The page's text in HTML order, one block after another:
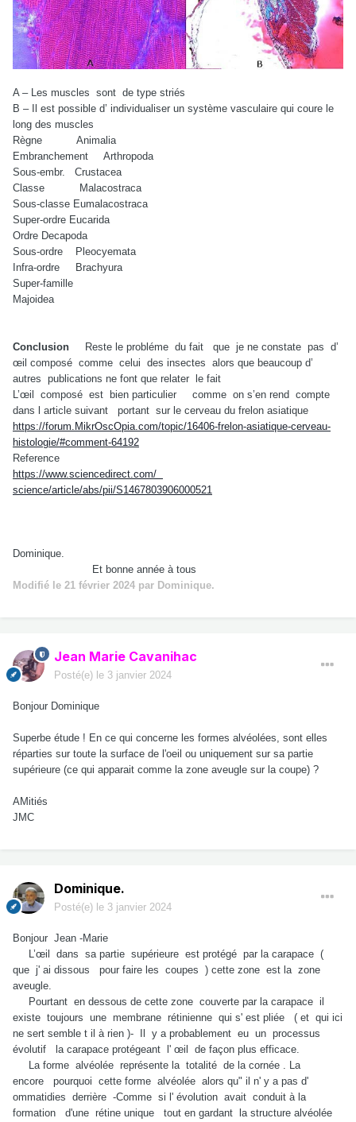
A – Les muscles sont de type striés
B – Il est possible d’ individualiser un système vasculaire qui coure le
long des muscles
Règne
Animalia
Embranchement
Arthropoda
Sous-embr.
Crustacea
Classe
Malacostraca
Sous-classe Eumalacostraca
Super-ordre Eucarida
Ordre Decapoda
Sous-ordre
Pleocyemata
Infra-ordre
Brachyura
Super-famille
Majoidea
Conclusion Reste le probléme du fait que je ne constate pas d’
œil composé comme celui des insectes alors que beaucoup d’
autres publications ne font que relater
le fait
L’œil
composé est bien particulier comme on s’en rend compte
dans l article suivant
portant sur le cerveau du frelon asiatique
https://forum.MikrOscOpia.com/topic/16406-frelon-asiatique-cerveau-
histologie/#comment-64192
Reference
https://www.sciencedirect.com/
science/article/abs/pii/S1467803906000521
Dominique.
Et bonne année à tous
Modifié le 21 février 2024 par Dominique.
Jean Marie Cavanihac
Posté(e) le 3 janvier 2024
Bonjour Dominique
Superbe étude ! En ce qui concerne les formes alvéolées, sont elles
réparties sur toute la surface de l'oeil ou uniquement sur sa partie
supérieure (ce qui apparait comme la zone aveugle sur la coupe) ?
AMitiés
JMC
Dominique.
Posté(e) le 3 janvier 2024
Bonjour Jean -Marie
L’œil dans sa partie supérieure est protégé par la carapace (
que j' ai dissous pour faire les coupes ) cette zone est la zone
aveugle.
Pourtant en dessous de cette zone couverte par la carapace il
existe toujours une membrane rétinienne qui s' est pliée ( et qui ici
ne sert semble t il à rien )- Il y a probablement eu un processus
évolutif la carapace protégeant l' œil de façon plus efficace.
La forme alvéolée représente la totalité de la cornée . La
encore pourquoi cette forme alvéolée alors qu" il n' y a pas d'
ommatidies derrière -Comme si l' évolution avait conduit à la
formation d'une rétine unique tout en gardant la structure alvéolée